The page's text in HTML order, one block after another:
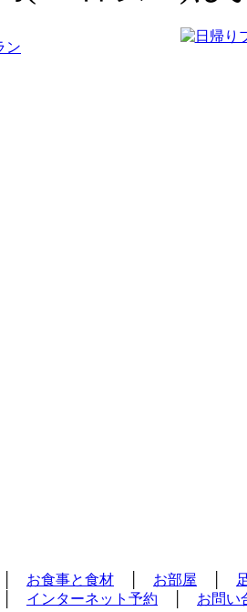
お食事と食材 お部屋
インターネット予約 お問い